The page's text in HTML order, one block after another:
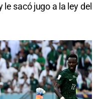
sacó jugo a la ley del